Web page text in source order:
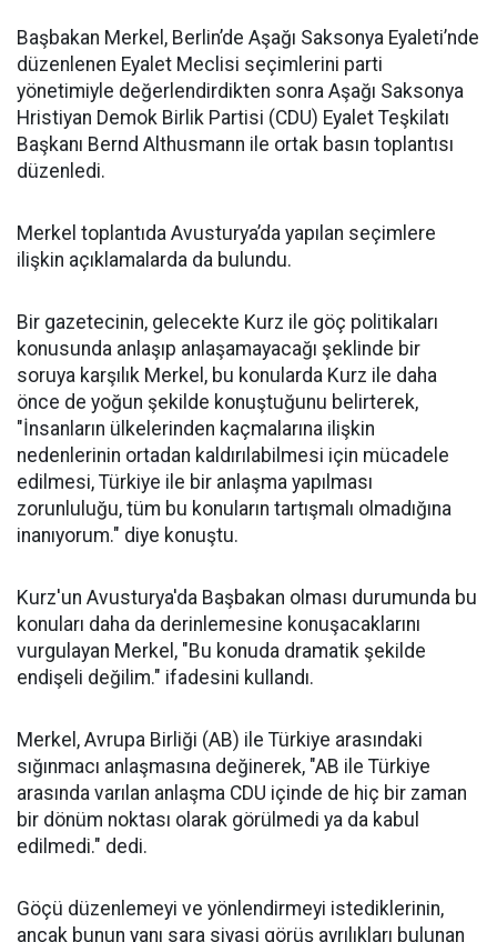
Başbakan Merkel, Berlin’de Aşağı Saksonya Eyaleti’nde
düzenlenen Eyalet Meclisi seçimlerini parti
yönetimiyle değerlendirdikten sonra Aşağı Saksonya
Hristiyan Demok Birlik Partisi (CDU) Eyalet Teşkilatı
Başkanı Bernd Althusmann ile ortak basın toplantısı
düzenledi.
Merkel toplantıda Avusturya’da yapılan seçimlere
ilişkin açıklamalarda da bulundu.
Bir gazetecinin, gelecekte Kurz ile göç politikaları
konusunda anlaşıp anlaşamayacağı şeklinde bir
soruya karşılık Merkel, bu konularda Kurz ile daha
önce de yoğun şekilde konuştuğunu belirterek,
"İnsanların ülkelerinden kaçmalarına ilişkin
nedenlerinin ortadan kaldırılabilmesi için mücadele
edilmesi, Türkiye ile bir anlaşma yapılması
zorunluluğu, tüm bu konuların tartışmalı olmadığına
inanıyorum." diye konuştu.
Kurz'un Avusturya'da Başbakan olması durumunda bu
konuları daha da derinlemesine konuşacaklarını
vurgulayan Merkel, "Bu konuda dramatik şekilde
endişeli değilim." ifadesini kullandı.
Merkel, Avrupa Birliği (AB) ile Türkiye arasındaki
sığınmacı anlaşmasına değinerek, "AB ile Türkiye
arasında varılan anlaşma CDU içinde de hiç bir zaman
bir dönüm noktası olarak görülmedi ya da kabul
edilmedi." dedi.
Göçü düzenlemeyi ve yönlendirmeyi istediklerinin,
ancak bunun yanı sara siyasi görüş ayrılıkları bulunan